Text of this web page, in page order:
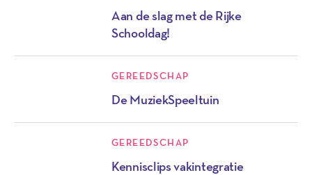
Aan de slag met de Rijke
Schooldag!
GEREEDSCHAP
De MuziekSpeeltuin
GEREEDSCHAP
Kennisclips vakintegratie